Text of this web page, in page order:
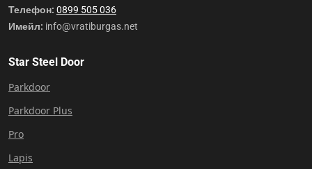
Телефон: 0899 505 036
Имейл: info@vratiburgas.net
Star Steel Door
Parkdoor
Parkdoor Plus
Pro
Lapis